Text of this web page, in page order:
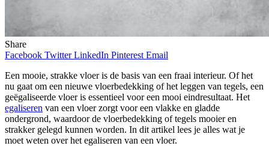
Share
Facebook Twitter LinkedIn Pinterest Email
Een mooie, strakke vloer is de basis van een fraai interieur. Of het
nu gaat om een nieuwe vloerbedekking of het leggen van tegels, een
geëgaliseerde vloer is essentieel voor een mooi eindresultaat. Het
egaliseren van een vloer zorgt voor een vlakke en gladde
ondergrond, waardoor de vloerbedekking of tegels mooier en
strakker gelegd kunnen worden. In dit artikel lees je alles wat je
moet weten over het egaliseren van een vloer.